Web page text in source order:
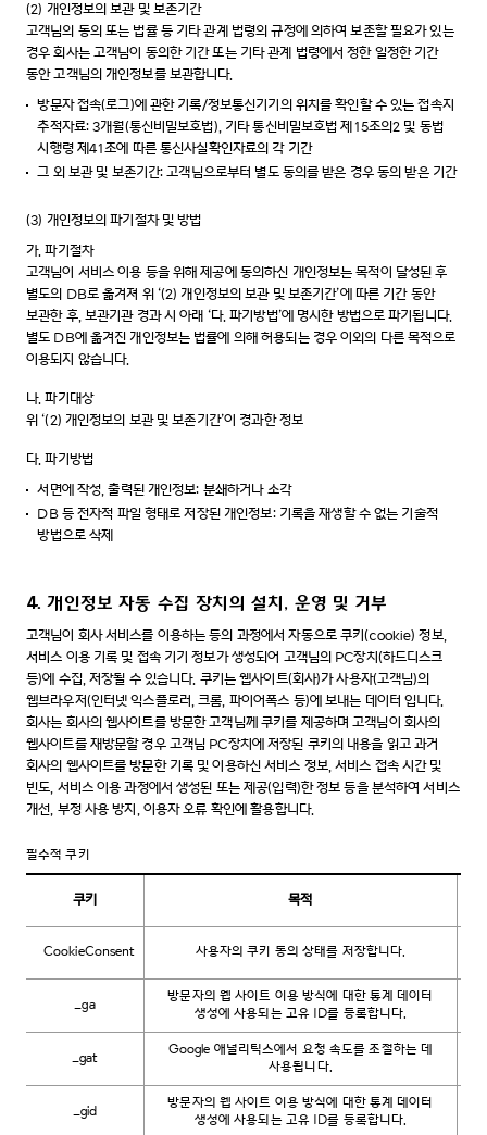
(2) 개인정보의 보관 및 보존기간
고객님의 동의 또는 법률 등 기타 관계 법령의 규정에 의하여 보존할 필요가 있는
경우 회사는 고객님이 동의한 기간 또는 기타 관계 법령에서 정한 일정한 기간
동안 고객님의 개인정보를 보관합니다.
방문자 접속(로그)에 관한 기록/정보통신기기의 위치를 확인할 수 있는 접속지
추적자료: 3개월(통신비밀보호법), 기타 통신비밀보호법 제15조의2 및 동법
시행령 제41조에 따른 통신사실확인자료의 각 기간
그 외 보관 및 보존기간: 고객님으로부터 별도 동의를 받은 경우 동의 받은 기간
(3) 개인정보의 파기절차 및 방법
가.파기절차
고객님이 서비스 이용 등을 위해 제공에 동의하신 개인정보는 목적이 달성된 후
별도의 DB로 옮겨져 위 ‘(2) 개인정보의 보관 및 보존기간’에 따른 기간 동안
보관한 후, 보관기관 경과 시 아래 ‘다. 파기방법’에 명시한 방법으로 파기됩니다.
별도 DB에 옮겨진 개인정보는 법률에 의해 허용되는 경우 이외의 다른 목적으로
이용되지 않습니다.
나.파기대상
위 ‘(2) 개인정보의 보관 및 보존기간’이 경과한 정보
다. 파기방법
서면에 작성, 출력된 개인정보: 분쇄하거나 소각
DB 등 전자적 파일 형태로 저장된 개인정보: 기록을 재생할 수 없는 기술적
방법으로 삭제
4. 개인정보 자동 수집 장치의 설치, 운영 및 거부
고객님이 회사 서비스를 이용하는 등의 과정에서 자동으로 쿠키(cookie) 정보,
서비스 이용 기록 및 접속 기기 정보가 생성되어 고객님의 PC장치(하드디스크
등)에 수집, 저장될 수 있습니다. 쿠키는 웹사이트(회사)가 사용자(고객님)의
웹브라우저(인터넷 익스플로러, 크롬, 파이어폭스 등)에 보내는 데이터 입니다.
회사는 회사의 웹사이트를 방문한 고객님께 쿠키를 제공하며 고객님이 회사의
웹사이트를 재방문할 경우 고객님 PC장치에 저장된 쿠키의 내용을 읽고 과거
회사의 웹사이트를 방문한 기록 및 이용하신 서비스 정보, 서비스 접속 시간 및
빈도, 서비스 이용 과정에서 생성된 또는 제공(입력)한 정보 등을 분석하여 서비스
개선, 부정 사용 방지, 이용자 오류 확인에 활용합니다.
필수적 쿠키
쿠키 목적
CookieConsent 사용자의 쿠키 동의 상태를 저장합니다.
_ga
방문자의 웹 사이트 이용 방식에 대한 통계 데이터
생성에 사용되는 고유 ID를 등록합니다.
_gat
Google 애널리틱스에서 요청 속도를 조절하는 데
사용됩니다.
_gid
방문자의 웹 사이트 이용 방식에 대한 통계 데이터
생성에 사용되는 고유 ID를 등록합니다.